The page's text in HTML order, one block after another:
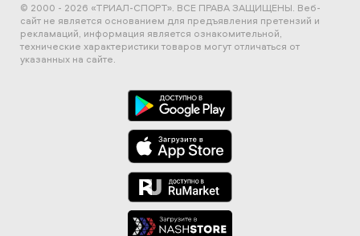
© 2000 - 2026 «ТРИАЛ-СПОРТ». ВСЕ ПРАВА ЗАЩИЩЕНЫ. Веб-
сайт не является основанием для предъявления претензий и
рекламаций, информация является ознакомительной,
технические характеристики товаров могут отличаться от
указанных на сайте.